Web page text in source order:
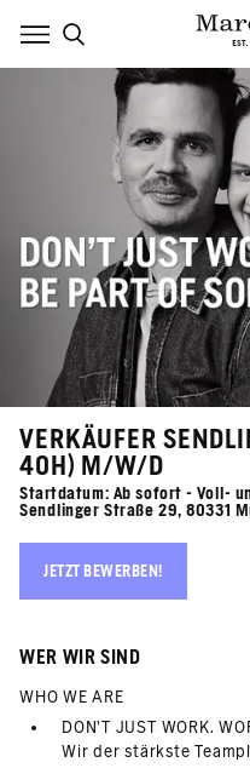
VERKÄUFER
0H) M/W/D
Startdatum: Ab sofort - Voll-
Sendlinger Straße 29, 80331
JETZT BEWERBEN!
WER WIR SIND
WHO WE ARE
DON’T JUST WORK.
Wir der stärkste